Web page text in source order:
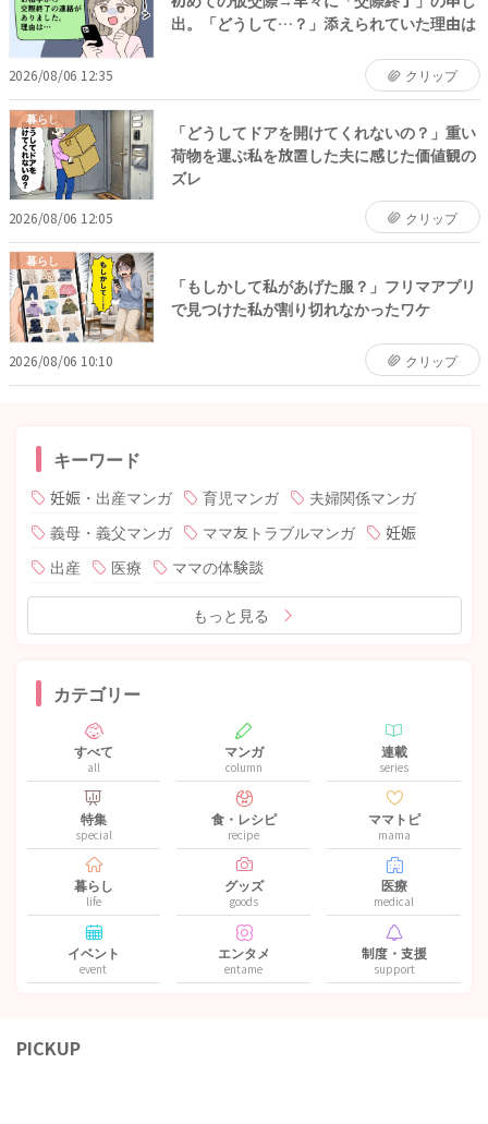
出。「どうして…？」添えられていた理由は
2026/08/06 12:35 クリップ
暮らし
「どうしてドアを開けてくれないの？」重い
荷物を運ぶ私を放置した夫に感じた価値観の
ズレ
2026/08/06 12:05 クリップ
暮らし
「もしかして私があげた服？」フリマアプリ
で見つけた私が割り切れなかったワケ
2026/08/06 10:10 クリップ
キーワード
妊娠・出産マンガ 育児マンガ
夫婦関係マンガ
義母・義父マンガ
ママ友トラブルマンガ
妊娠
出産
医療 ママの体験談
もっと見る
カテゴリー
すべて
all
マンガ
column
連載
series
特集
special
食・レシピ
recipe
ママトピ
mama
暮らし
life
グッズ
goods
医療
medical
イベント
event
エンタメ
entame
制度・支援
support
PICKUP